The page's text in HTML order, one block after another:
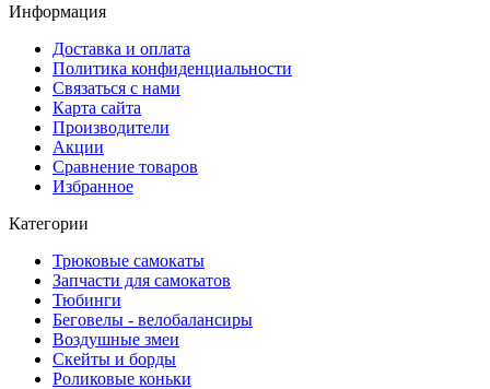
Информация
Доставка и оплата
Политика конфиденциальности
Связаться с нами
Карта сайта
Производители
Акции
Сравнение товаров
Избранное
Категории
Трюковые самокаты
Запчасти для самокатов
Тюбинги
Беговелы - велобалансиры
Воздушные змеи
Скейты и борды
Роликовые коньки